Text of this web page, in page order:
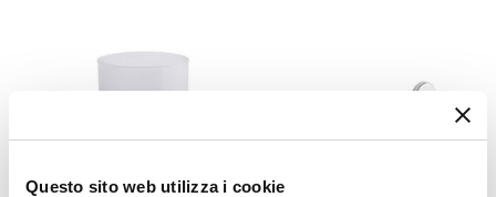
Questo sito web utilizza i cookie